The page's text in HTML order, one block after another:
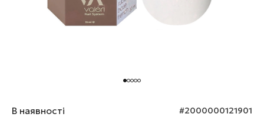
В наявності #2000000121901